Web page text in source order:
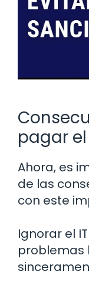
pagar el
Ahora, es
de las
con este
Ignorar el
problemas